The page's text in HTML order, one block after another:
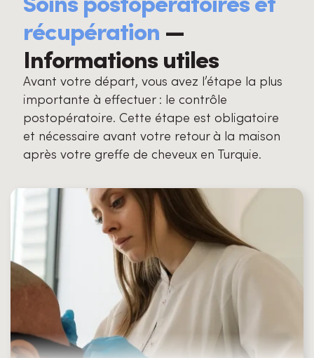
récupération —
Informations utiles
Avant votre départ, vous avez l’étape la plus
importante à effectuer : le contrôle
postopératoire. Cette étape est obligatoire
et nécessaire avant votre retour à la maison
après votre greffe de cheveux en Turquie.